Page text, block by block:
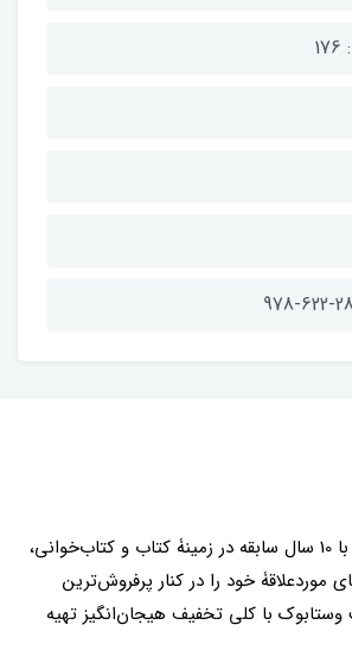
مفتخریم اعلام کنیم که با 10 سال سابقه در زمینۀ کتاب و کتاب‌خوانی،
موردعلاقۀ خود را در کنار پرفروش‌ترین
وستابوک با کلی تخفیف هیجان‌انگیز تهیه